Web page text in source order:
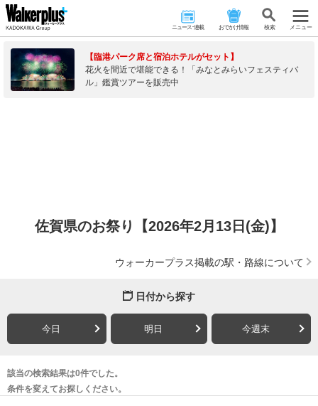
ニュース･連載 おでかけ情報 検 索 メニュー
【臨港パーク席と宿泊ホテルがセット】
花火を間近で堪能できる！「みなとみらいフェスティバ
ル」鑑賞ツアーを販売中
佐賀県のお祭り【2026年2月13日(金)】
ウォーカープラス掲載の駅・路線について
日付から探す
今日 明日 今週末
該当の検索結果は0件でした。
条件を変えてお探しください。